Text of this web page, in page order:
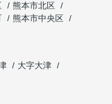
熊本市北区
熊本市中央区
大字大津